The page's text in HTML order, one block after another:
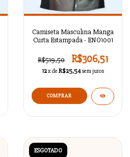
Camiseta Masculina Manga
Curta Estampada - ENO1001
R$519,50 R$306,51
12x de R$25,54 sem juros
COMPRAR
ESGOTADO